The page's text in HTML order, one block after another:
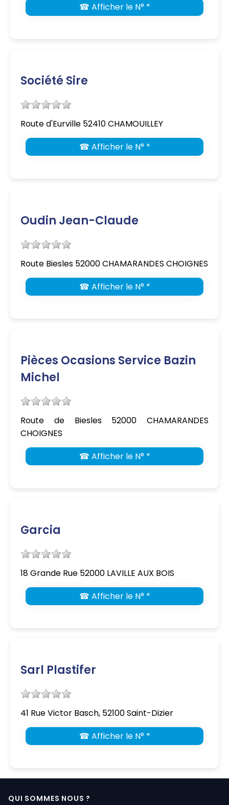
☎ Afficher le N° *
Société Sire
Route d'Eurville 52410 CHAMOUILLEY
☎ Afficher le N° *
Oudin Jean-Claude
Route Biesles 52000 CHAMARANDES CHOIGNES
☎ Afficher le N° *
Pièces Ocasions Service Bazin
Michel
Route de Biesles 52000 CHAMARANDES
CHOIGNES
☎ Afficher le N° *
Garcia
18 Grande Rue 52000 LAVILLE AUX BOIS
☎ Afficher le N° *
Sarl Plastifer
41 Rue Victor Basch, 52100 Saint-Dizier
☎ Afficher le N° *
QUI SOMMES NOUS ?